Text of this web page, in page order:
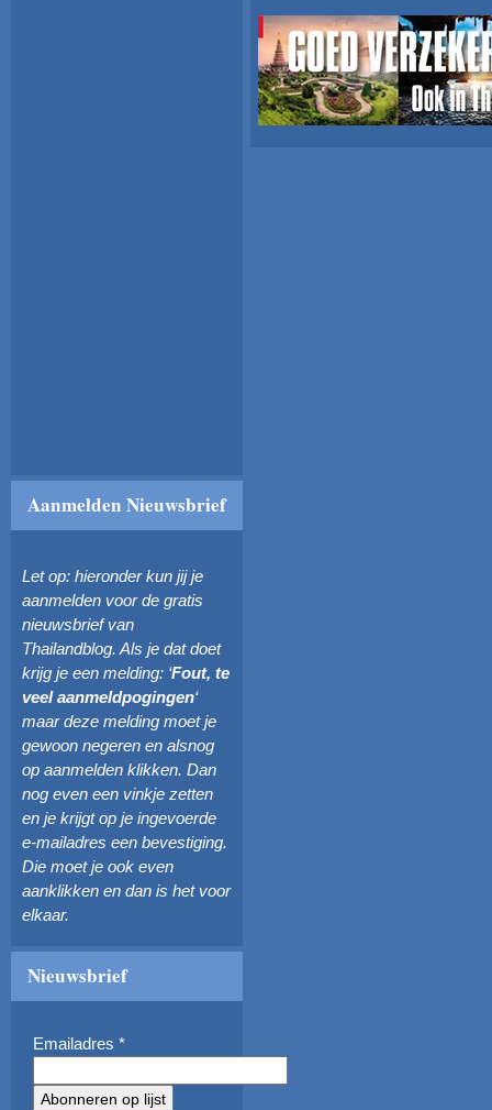
Aanmelden Nieuwsbrief
Let op: hieronder kun jij je
aanmelden voor de gratis
nieuwsbrief van
Thailandblog. Als je dat doet
krijg je een melding: ‘Fout, te
veel aanmeldpogingen‘
maar deze melding moet je
gewoon negeren en alsnog
op aanmelden klikken. Dan
nog even een vinkje zetten
en je krijgt op je ingevoerde
e-mailadres een bevestiging.
Die moet je ook even
aanklikken en dan is het voor
elkaar.
Nieuwsbrief
Emailadres *